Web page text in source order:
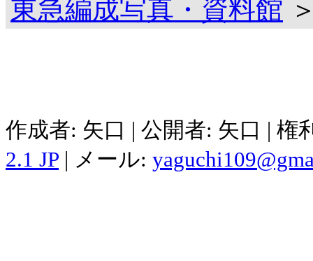
東急編成写真・資料館
作成者: 矢口 | 公開者: 矢口 |
2.1 JP | メール: